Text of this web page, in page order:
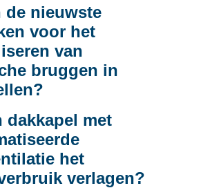
de nieuwste
voor het
van
bruggen in
dakkapel met
het
verlagen?